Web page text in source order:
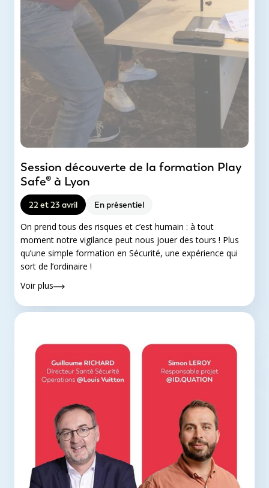
Session découverte de la formation Play
Safe® à Lyon
22 et 23 avril En présentiel
On prend tous des risques et c’est humain : à tout
moment notre vigilance peut nous jouer des tours ! Plus
qu’une simple formation en Sécurité, une expérience qui
sort de l’ordinaire !
Voir plus